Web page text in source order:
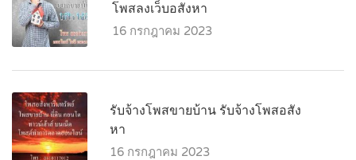
โพสลงเว็บอสังหา
16 กรกฎาคม 2023
รับจ้างโพสขายบ้าน รับจ้างโพสอสัง
หา
16 กรกฎาคม 2023